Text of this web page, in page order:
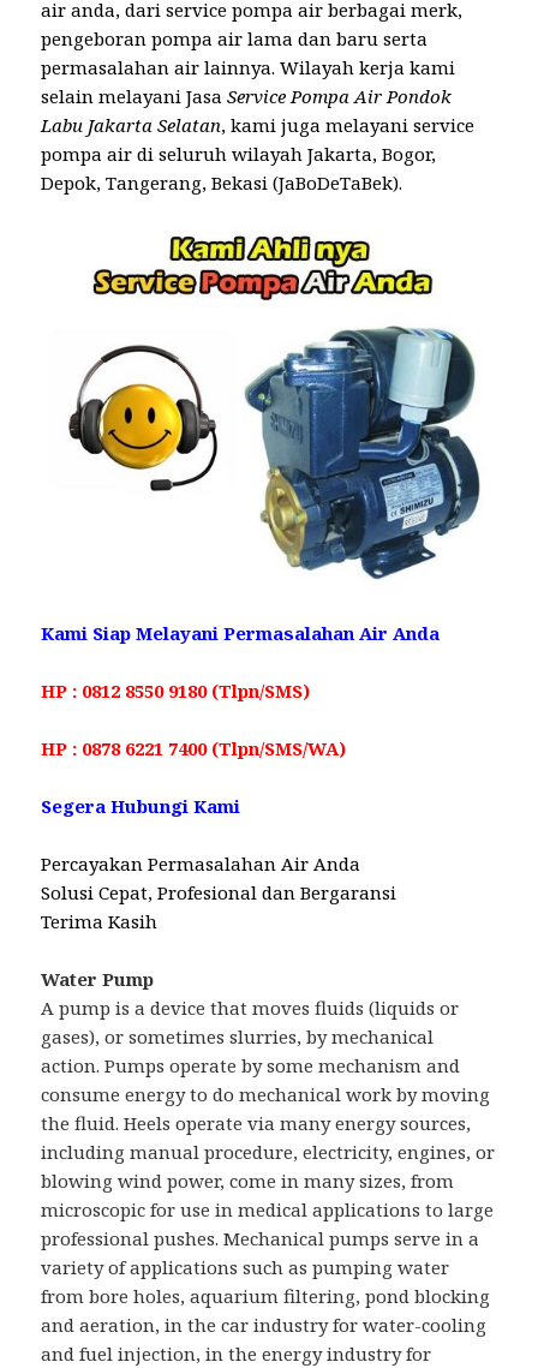
air anda, dari service pompa air berbagai merk,
pengeboran pompa air lama dan baru serta
permasalahan air lainnya. Wilayah kerja kami
selain melayani JasaService Pompa Air Pondok
Labu Jakarta Selatan, kami juga melayani service
pompa air di seluruh wilayah Jakarta, Bogor,
Depok, Tangerang, Bekasi (JaBoDeTaBek).
Kami Siap Melayani Permasalahan Air Anda
HP : 0812 8550 9180 (Tlpn/SMS)
HP : 0878 6221 7400 (Tlpn/SMS/WA)
Segera Hubungi Kami
Percayakan Permasalahan Air Anda
Solusi Cepat, Profesional dan Bergaransi
Terima Kasih
Water Pump
A pump is a device that moves fluids (liquids or
gases), or sometimes slurries, by mechanical
action. Pumps operate by some mechanism and
consume energy to do mechanical work by moving
the fluid. Heels operate via many energy sources,
including manual procedure, electricity, engines, or
blowing wind power, come in many sizes, from
microscopic for use in medical applications to large
professional pushes. Mechanical pumps serve in a
variety of applications such as pumping water
from bore holes, aquarium filtering, pond blocking
and aeration, in the car industry for water-cooling
and fuel injection, in the energy industry for